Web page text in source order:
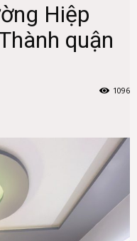
Hiệp
quận
1096